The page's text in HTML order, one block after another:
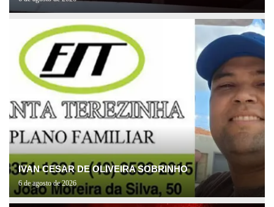
IVAN CESAR DE OLIVEIRA SOBRINHO
6 de agosto de 2026